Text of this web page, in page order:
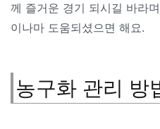
께 즐거운 경기 되시길 바라
이나마 도움되셨으면 해요.
농구화 관리 방